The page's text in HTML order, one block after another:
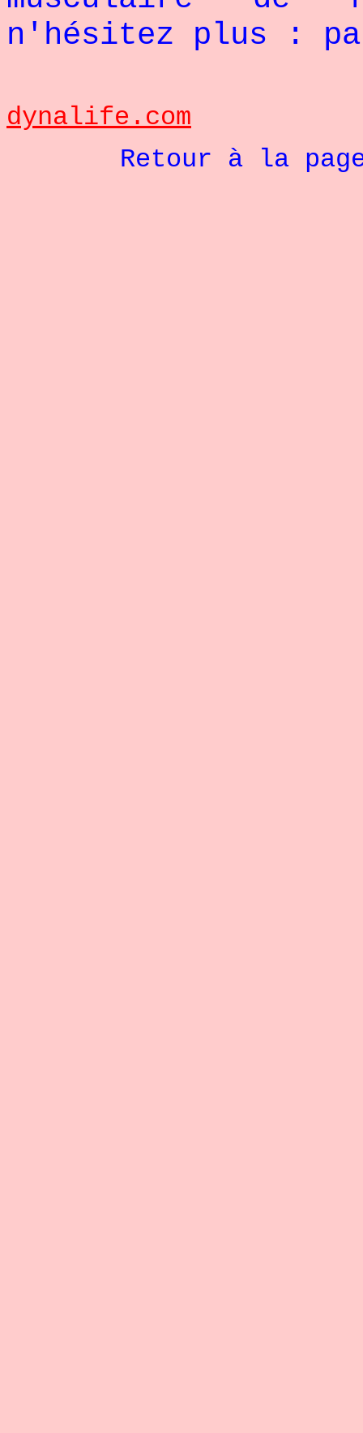
n'hésitez plus :
dynalife.com
Retour à la